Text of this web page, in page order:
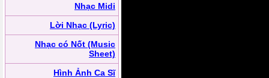
Nhạc Midi
Lời Nhạc (Lyric)
Nhạc có Nốt (Music
Sheet)
Hình Ảnh Ca Sĩ